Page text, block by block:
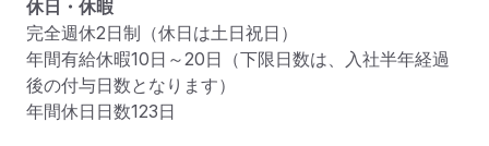
休日・休暇
完全週休2日制（休日は土日祝日）
年間有給休暇10日～20日（下限日数は、入社半年経過
後の付与日数となります）
年間休日日数123日